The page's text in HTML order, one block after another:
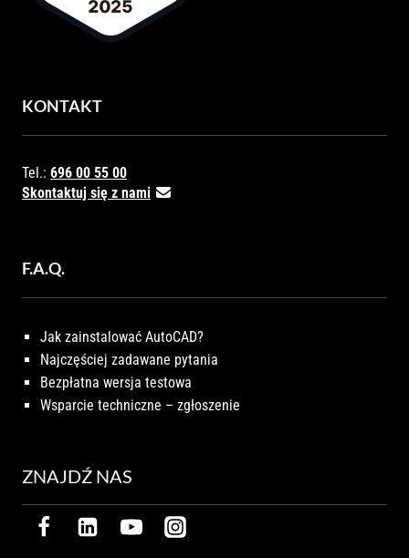
KONTAKT
Tel.: 696 00 55 00
Skontaktuj się z nami
F.A.Q.
Jak zainstalować AutoCAD?
Najczęściej zadawane pytania
Bezpłatna wersja testowa
Wsparcie techniczne – zgłoszenie
ZNAJDŹ NAS